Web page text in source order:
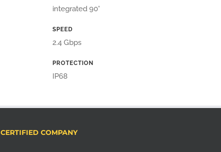
integrated 90°
SPEED
2.4 Gbps
PROTECTION
IP68
CERTIFIED COMPANY